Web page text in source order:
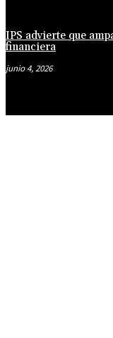
IPS advierte que
financiera
junio 4, 2026